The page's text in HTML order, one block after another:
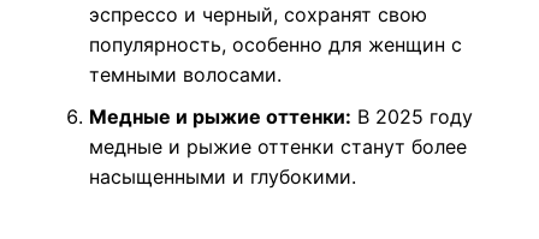
эспрессо и черный, сохранят свою
популярность, особенно для женщин с
темными волосами.
Медные и рыжие оттенки: В 2025 году
медные и рыжие оттенки станут более
насыщенными и глубокими.